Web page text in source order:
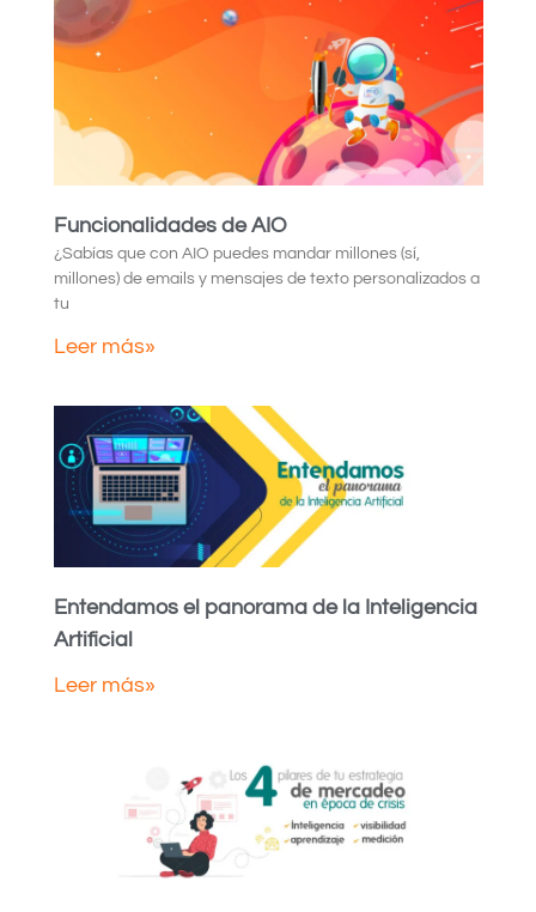
Funcionalidades de AIO
¿Sabías que con AIO puedes mandar millones (sí,
millones) de emails y mensajes de texto personalizados a
tu
Leer más»
Entendamos el panorama de la Inteligencia
Artificial
Leer más»